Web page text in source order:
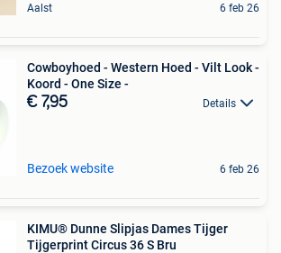
Aalst 6 feb 26
Cowboyhoed - Western Hoed - Vilt Look -
Koord - One Size -
€ 7,95 Details
Bezoek website 6 feb 26
KIMU® Dunne Slipjas Dames Tijger
Tijgerprint Circus 36 S Bru